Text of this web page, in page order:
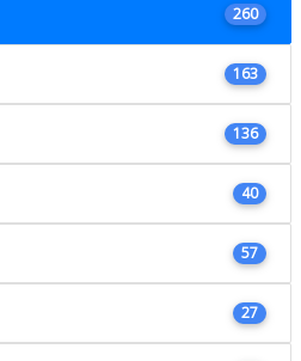
260
163
136
40
57
27